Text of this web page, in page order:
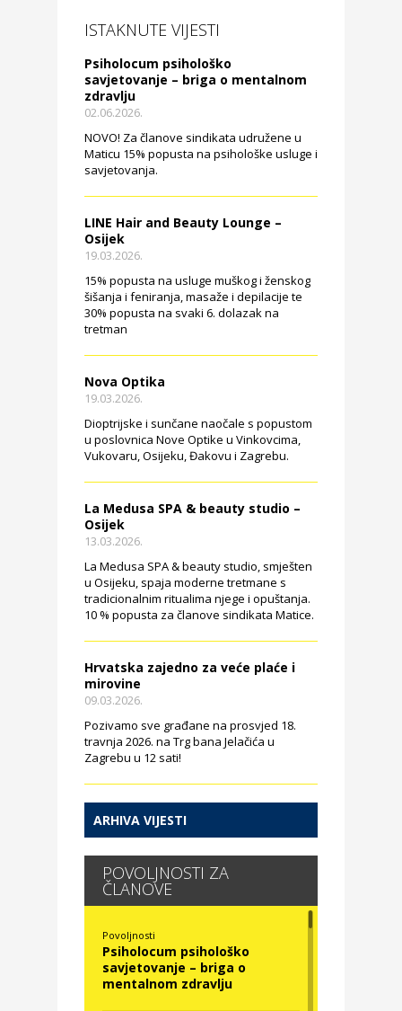
ISTAKNUTE VIJESTI
Psiholocum psihološko
savjetovanje – briga o mentalnom
zdravlju
02.06.2026.
NOVO! Za članove sindikata udružene u
Maticu 15% popusta na psihološke usluge i
savjetovanja.
LINE Hair and Beauty Lounge –
Osijek
19.03.2026.
15% popusta na usluge muškog i ženskog
šišanja i feniranja, masaže i depilacije te
30% popusta na svaki 6. dolazak na
tretman
Nova Optika
19.03.2026.
Dioptrijske i sunčane naočale s popustom
u poslovnica Nove Optike u Vinkovcima,
Vukovaru, Osijeku, Đakovu i Zagrebu.
La Medusa SPA & beauty studio –
Osijek
13.03.2026.
La Medusa SPA & beauty studio, smješten
u Osijeku, spaja moderne tretmane s
tradicionalnim ritualima njege i opuštanja.
10 % popusta za članove sindikata Matice.
Hrvatska zajedno za veće plaće i
mirovine
09.03.2026.
Pozivamo sve građane na prosvjed 18.
travnja 2026. na Trg bana Jelačića u
Zagrebu u 12 sati!
ARHIVA VIJESTI
POVOLJNOSTI ZA
ČLANOVE
Povoljnosti
Psiholocum psihološko
savjetovanje – briga o
mentalnom zdravlju